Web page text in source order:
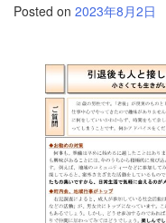
Posted on 2023年8月2日